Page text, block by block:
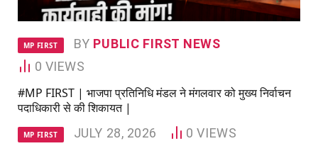
MP FIRST BY PUBLIC FIRST NEWS
0 VIEWS
#MP FIRST | भाजपा प्रतिनिधि मंडल ने मंगलवार को मुख्य निर्वाचन
पदाधिकारी से की शिकायत |
MP FIRST JULY 28, 2026 0VIEWS